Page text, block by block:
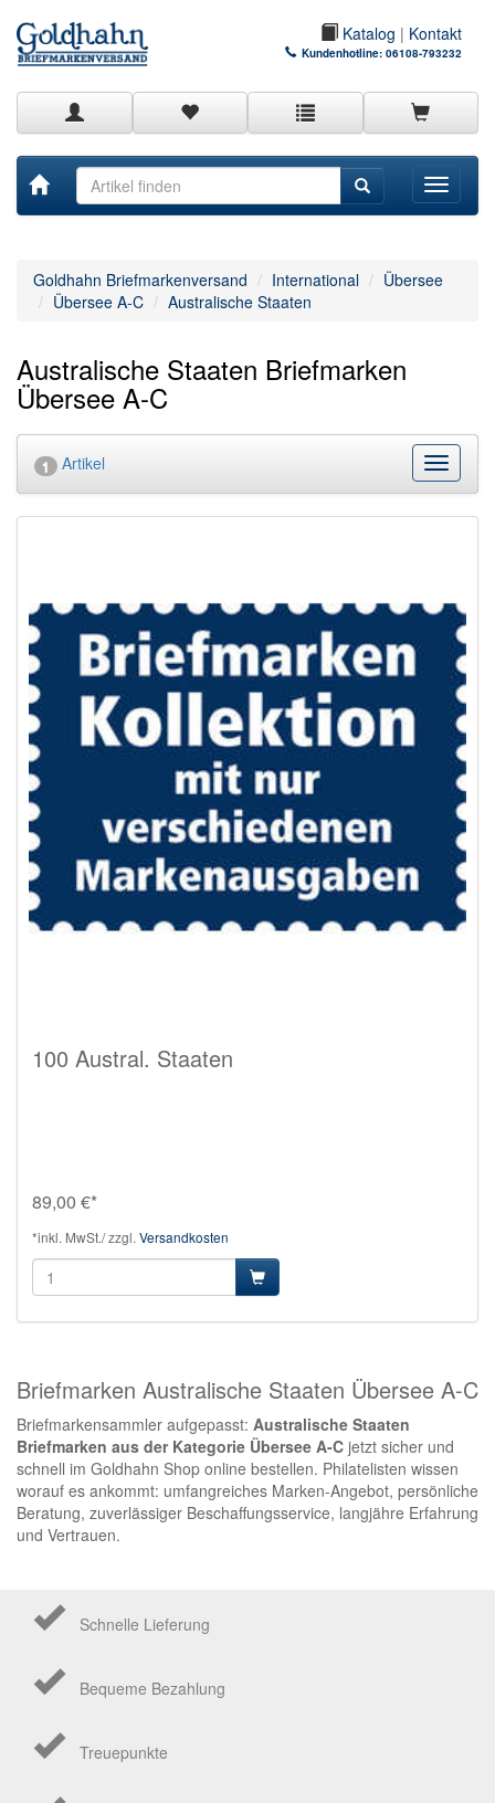
Katalog | Kontakt
Kundenhotline: 06108-793232
Toggle
Goldhahn Briefmarkenversand International
Übersee
Übersee A-C
Australische Staaten
Australische Staaten Briefmarken
Übersee A-C
1 Artikel
100 Austral. Staaten
89,00 €*
*inkl. MwSt./ zzgl. Versandkosten
Briefmarken Australische Staaten Übersee A-C
Briefmarkensammler aufgepasst: Australische Staaten
Briefmarken aus der Kategorie Übersee A-C jetzt sicher und
schnell im Goldhahn Shop online bestellen. Philatelisten wissen
worauf es ankommt: umfangreiches Marken-Angebot, persönliche
Beratung, zuverlässiger Beschaffungsservice, langjähre Erfahrung
und Vertrauen.
Schnelle Lieferung
Bequeme Bezahlung
Treuepunkte